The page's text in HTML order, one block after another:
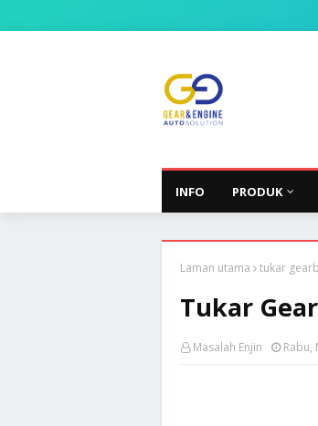
INFO PRODUK
Laman utama tukar
Tukar
Masalah Enjin Rabu,